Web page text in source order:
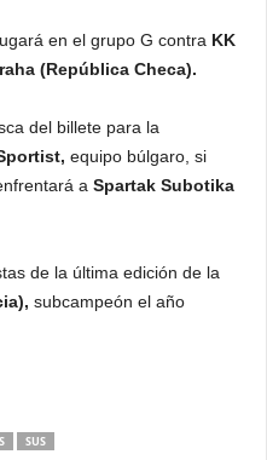
en el grupo G contra KK
(República Checa).
del billete para la
equipo búlgaro, si
a Spartak Subotika
de la última edición de la
subcampeón el año
SUS